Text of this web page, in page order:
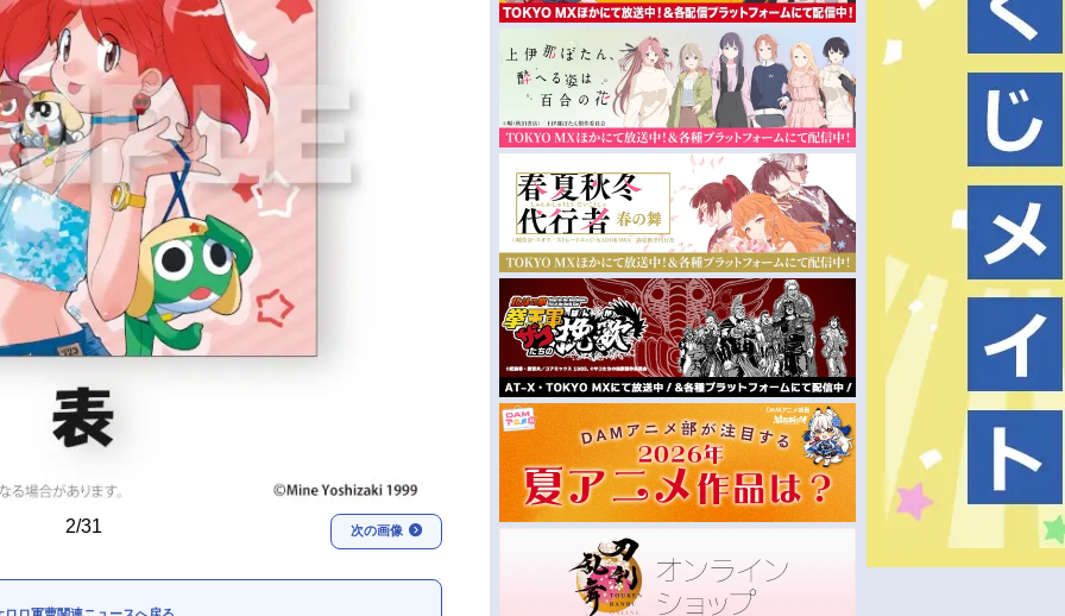
2/31 次の画像